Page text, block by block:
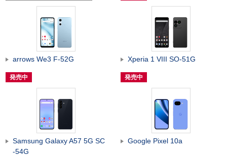
arrows We3 F-52G
発売中
Xperia 1 VIII SO-51G
発売中
Samsung Galaxy A57 5G SC
-54G
Google Pixel 10a